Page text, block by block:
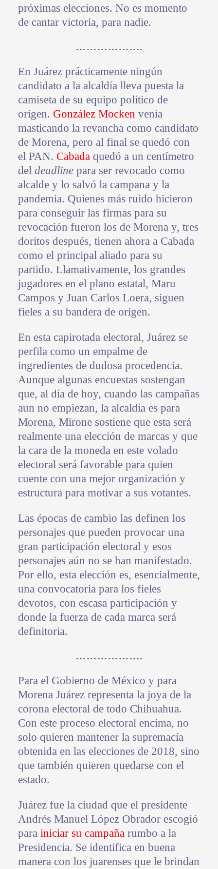
próximas elecciones. No es momento
de cantar victoria, para nadie.
……………….
En Juárez prácticamente ningún
candidato a la alcaldía lleva puesta la
camiseta de su equipo político de
origen. González Mocken venía
masticando la revancha como candidato
de Morena, pero al final se quedó con
el PAN. Cabadaquedó a un centímetro
del deadlinepara ser revocado como
alcalde y lo salvó la campana y la
pandemia. Quienes más ruido hicieron
para conseguir las firmas para su
revocación fueron los de Morena y, tres
doritos después, tienen ahora a Cabada
como el principal aliado para su
partido. Llamativamente, los grandes
jugadores en el plano estatal, Maru
Campos y Juan Carlos Loera, siguen
fieles a su bandera de origen.
En esta capirotada electoral, Juárez se
perfila como un empalme de
ingredientes de dudosa procedencia.
Aunque algunas encuestas sostengan
que, al día de hoy, cuando las campañas
aun no empiezan, la alcaldía es para
Morena, Mirone sostiene que esta será
realmente una elección de marcas y que
la cara de la moneda en este volado
electoral será favorable para quien
cuente con una mejor organización y
estructura para motivar a sus votantes.
Las épocas de cambio las definen los
personajes que pueden provocar una
gran participación electoral y esos
personajes aún no se han manifestado.
Por ello, esta elección es, esencialmente,
una convocatoria para los fieles
devotos, con escasa participación y
donde la fuerza de cada marca será
definitoria.
……………….
Para el Gobierno de México y para
Morena Juárez representa la joya de la
corona electoral de todo Chihuahua.
Con este proceso electoral encima, no
solo quieren mantener la supremacía
obtenida en las elecciones de 2018, sino
que también quieren quedarse con el
estado.
Juárez fue la ciudad que el presidente
Andrés Manuel López Obrador escogió
para iniciar su campañarumbo a la
Presidencia. Se identifica en buena
manera con los juarenses que le brindan